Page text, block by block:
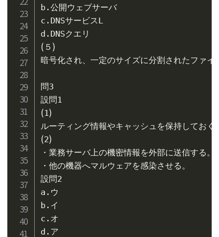
b.公開ウェブサーバ
c.DNSサービスL
( ５ )
暗号化され、一定のサイズに分割されたファイ
問3
(1)
(2)
・業務サーバ上の機密情報を外部に送信する。
・他の機器へマルウェアを感染させる。
設問2
a.ウ
b.イ
c.オ
d.ア